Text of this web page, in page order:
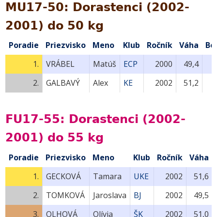
MU17-50: Dorastenci (2002-
2001) do 50 kg
Poradie Priezvisko Meno Klub Ročník Váha
1.
VRÁBEL Matúš ECP 2000
49,4
2.
GALBAVÝ Alex KE 2002 51,2
FU17-55: Dorastenci (2002-
2001) do 55 kg
Poradie Priezvisko Meno Klub Ročník Váha
1.
GECKOVÁ Tamara UKE 2002
51,6
2.
TOMKOVÁ Jaroslava BJ 2002
49,5
3.
OLHOVÁ Olívia ŠK 2002 51,0